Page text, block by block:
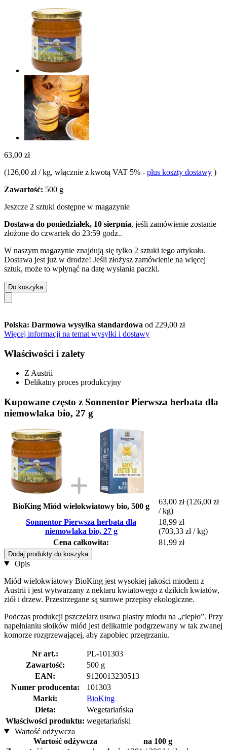
63,00 zł
(126,00 zł / kg, włącznie z kwotą VAT 5% - plus koszty dostawy )
Zawartość: 500 g
Jeszcze 2 sztuki dostępne w magazynie
Dostawa do poniedziałek, 10 sierpnia, jeśli zamówienie zostanie
złożone do czwartek do 23:59 godz..
W naszym magazynie znajdują się tylko 2 sztuki tego artykułu.
Dostawa jest już w drodze! Jeśli złożysz zamówienie na więcej
sztuk, może to wpłynąć na datę wysłania paczki.
Do koszyka
Polska: Darmowa wysyłka standardowa od 229,00 zł
Więcej informacji na temat wysyłki i dostawy
Właściwości i zalety
Z Austrii
Delikatny proces produkcyjny
Kupowane często z Sonnentor Pierwsza herbata dla
niemowlaka bio, 27 g
BioKing Miód wielokwiatowy bio, 500 g
63,00 zł (126,00 zł
/ kg)
Sonnentor Pierwsza herbata dla
niemowlaka bio, 27 g
18,99 zł
(703,33 zł / kg)
Cena całkowita:
81,99 zł
Dodaj produkty do koszyka
Opis
Miód wielokwiatowy BioKing jest wysokiej jakości miodem z
Austrii i jest wytwarzany z nektaru kwiatowego z dzikich kwiatów,
ziół i drzew. Przestrzegane są surowe przepisy ekologiczne.
Podczas produkcji pszczelarz usuwa plastry miodu na „ciepło”. Przy
napełnianiu słoików miód jest delikatnie podgrzewany w tak zwanej
komorze rozgrzewającej, aby zapobiec przegrzaniu.
Nr art.:
PL-101303
Zawartość:
500 g
EAN:
9120013230513
Numer producenta:
101303
Marki:
BioKing
Dieta:
Wegetariańska
Właściwości produktu: wegetariański
Wartość odżywcza
Wartość odżywcza
na 100 g